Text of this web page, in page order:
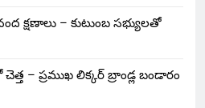
క్షణాలు – కుటుంబ సభ్యులతో
– ప్రముఖ లిక్కర్ బ్రాండ్ల బండారం